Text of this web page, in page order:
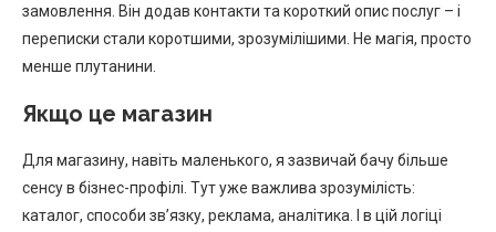
замовлення. Він додав контакти та короткий опис послуг – і
переписки стали коротшими, зрозумілішими. Не магія, просто
менше плутанини.
Якщо це магазин
Для магазину, навіть маленького, я зазвичай бачу більше
сенсу в бізнес-профілі. Тут уже важлива зрозумілість:
каталог, способи зв’язку, реклама, аналітика. І в цій логіці